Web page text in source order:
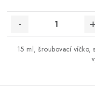
15 ml, šroubovací víčko,